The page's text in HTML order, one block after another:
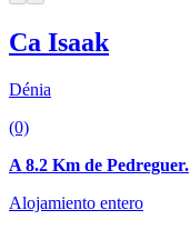
Ca Isaak
Dénia
(0)
A 8.2 Km de Pedreguer.
Alojamiento entero